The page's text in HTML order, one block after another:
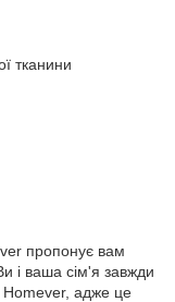
тканини
пропонує вам
і ваша сім'я завжди
Homever, адже це